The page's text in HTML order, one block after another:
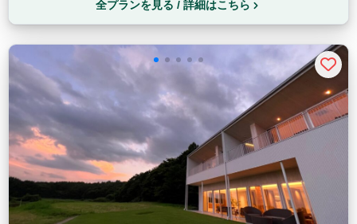
全プランを見る / 詳細はこちら